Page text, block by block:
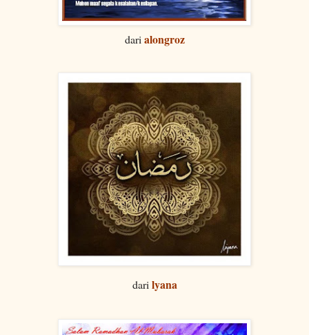
darialongroz
dari lyana